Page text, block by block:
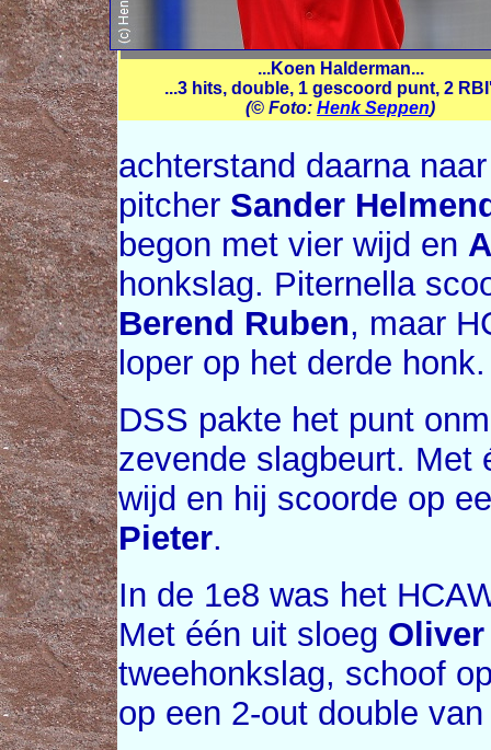
...Koen Halderman...
...3 hits, double, 1 gescoord punt, 2
(© Foto: Henk Seppen)
achterstand daarna
pitcher Sander
begon met vier wijd en
honkslag. Piternella
Berend Ruben, maar
loper op het derde honk.
DSS pakte het punt
zevende slagbeurt. Met
wijd en hij scoorde op
Pieter.
In de 1e8 was het
Met één uit sloeg
tweehonkslag, schoof
op een 2-out double